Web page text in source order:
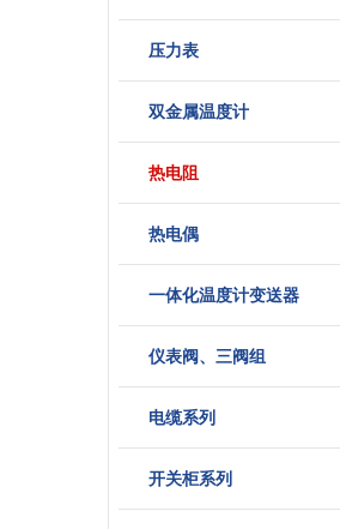
压力表
双金属温度计
热电阻
热电偶
一体化温度计变送器
仪表阀、三阀组
电缆系列
开关柜系列